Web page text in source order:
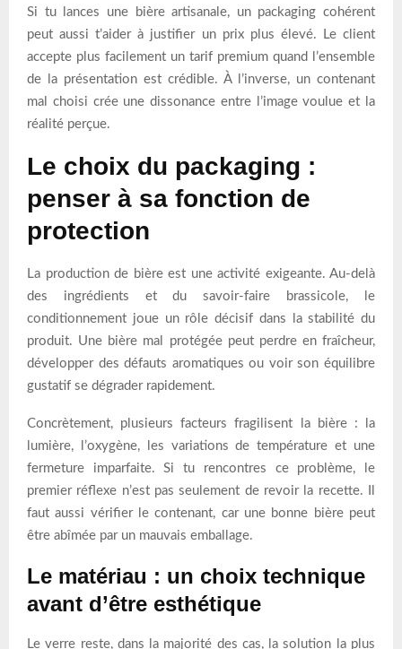
Si tu lances une bière artisanale, un packaging cohérent
peut aussi t’aider à justifier un prix plus élevé. Le client
accepte plus facilement un tarif premium quand l’ensemble
de la présentation est crédible. À l’inverse, un contenant
mal choisi crée une dissonance entre l’image voulue et la
réalité perçue.
Le choix du packaging :
penser à sa fonction de
protection
La production de bière est une activité exigeante. Au-delà
des ingrédients et du savoir-faire brassicole, le
conditionnement joue un rôle décisif dans la stabilité du
produit. Une bière mal protégée peut perdre en fraîcheur,
développer des défauts aromatiques ou voir son équilibre
gustatif se dégrader rapidement.
Concrètement, plusieurs facteurs fragilisent la bière : la
lumière, l’oxygène, les variations de température et une
fermeture imparfaite. Si tu rencontres ce problème, le
premier réflexe n’est pas seulement de revoir la recette. Il
faut aussi vérifier le contenant, car une bonne bière peut
être abîmée par un mauvais emballage.
Le matériau : un choix technique
avant d’être esthétique
Le verre reste, dans la majorité des cas, la solution la plus